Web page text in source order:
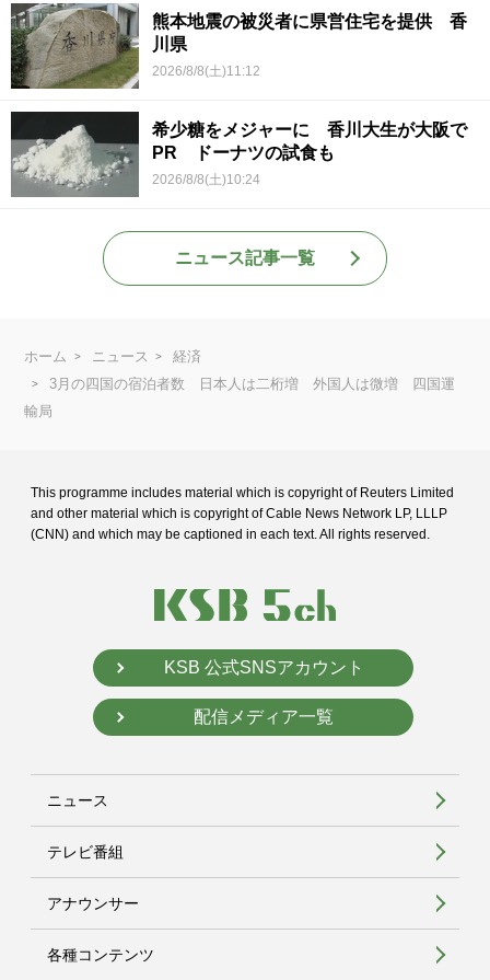
熊本地震の被災者に県営住宅を提供 香
川県
2026/8/8(土)11:12
希少糖をメジャーに 香川大生が大阪で
PR ドーナツの試食も
2026/8/8(土)10:24
ニュース記事一覧
ホーム ニュース
経済
3月の四国の宿泊者数 日本人は二桁増 外国人は微増 四国運
輸局
This programme includes material which is copyright of Reuters Limited
and other material which is copyright of Cable News Network LP, LLLP
(CNN) and which may be captioned in each text. All rights reserved.
KSB 公式SNSアカウント
配信メディア一覧
ニュース
テレビ番組
アナウンサー
各種コンテンツ